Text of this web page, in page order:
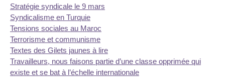
Stratégie syndicale le 9 mars
Syndicalisme en Turquie
Tensions sociales au Maroc
Terrorisme et communisme
Textes des Gilets jaunes à lire
Travailleurs, nous faisons partie d’une classe opprimée qui
existe et se bat à l’échelle internationale